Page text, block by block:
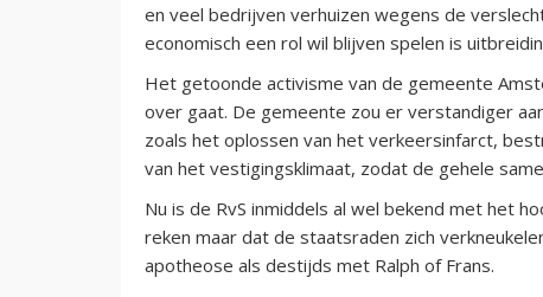
en veel bedrijven verhuizen wegens de
economisch een rol wil blijven spelen is
Het getoonde activisme van de gemeente
over gaat. De gemeente zou er verstandiger
zoals het oplossen van het verkeersinfarct,
van het vestigingsklimaat, zodat de gehele
Nu is de RvS inmiddels al wel bekend met het
reken maar dat de staatsraden zich
apotheose als destijds met Ralph of Frans.